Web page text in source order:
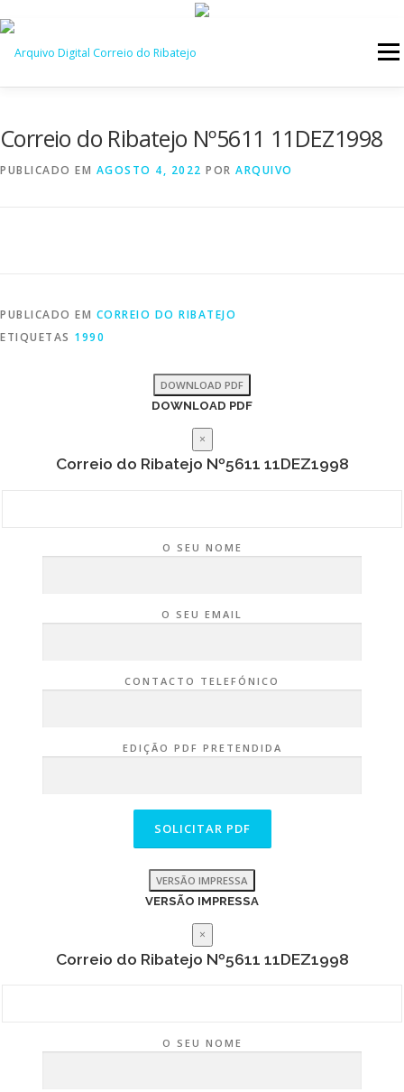
Saltar
conteúdo
Menu
Correio do Ribatejo Nº5611 11DEZ1998
PUBLICADO EM AGOSTO 4, 2022 POR ARQUIVO
PUBLICADO EM CORREIO DO RIBATEJO
ETIQUETAS 1990
DOWNLOAD PDF
DOWNLOAD PDF
×
Correio do Ribatejo Nº5611 11DEZ1998
O SEU NOME
O SEU EMAIL
CONTACTO TELEFÓNICO
EDIÇÃO PDF PRETENDIDA
VERSÃO IMPRESSA
VERSÃO IMPRESSA
×
Correio do Ribatejo Nº5611 11DEZ1998
O SEU NOME